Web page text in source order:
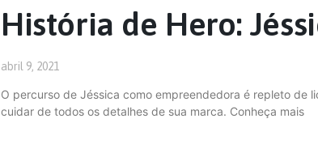
História de Hero:
abril 9, 2021
O percurso de Jéssica como empreendedora é repleto de
cuidar de todos os detalhes de sua marca. Conheça mais